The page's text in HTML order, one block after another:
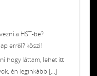
a HST-be?
erről? köszi!
hogy láttam, lehet itt
én leginkább [...]